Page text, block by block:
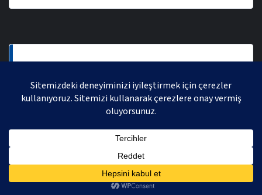
AVRASYA VOLEYBOL LIGI 2021 | AVRASYA SPORTIF FAALIYETLER ORGANIZASYONUDUR,
TÜM HAKLARI SAKLIDIR.